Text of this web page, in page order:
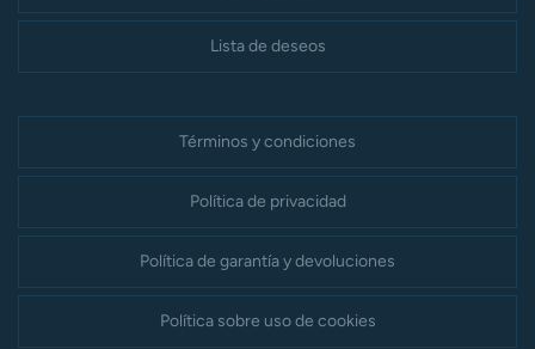
Lista de deseos
Términos y condiciones
Política de privacidad
Política de garantía y devoluciones
Política sobre uso de cookies